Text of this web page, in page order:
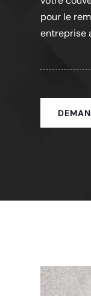
pour le
entreprise